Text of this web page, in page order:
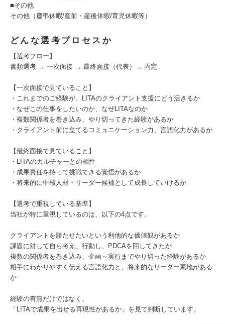
■その他
その他（慶弔休暇/産前・産後休暇/育児休暇等）
どんな選考プロセスか
【選考フロー】
書類選考 → 一次面接 → 最終面接（代表）→ 内定
【一次面接で見ていること】
・これまでのご経験が、LITAのクライアント支援にどう活きるか
・なぜこの仕事をしたいのか、なぜLITAなのか
・複数関係者を巻き込み、やり切ってきた経験があるか
・クライアント前に立てるコミュニケーション力、言語化力があるか
【最終面接で見ていること】
・LITAのカルチャーとの相性
・成果責任を持って挑戦できる覚悟があるか
・将来的に中核人材・リーダー候補として成長していけるか
【選考で重視している基準】
当社が特に重視しているのは、以下の4点です。
クライアントを勝たせたいという利他的な価値観があるか
課題に対して自ら考え、行動し、PDCAを回してきたか
複数の関係者を巻き込み、企画～実行までやり切った経験があるか
相手にわかりやすく伝える言語化力と、将来的なリーダー素地がある
か
経験の有無だけではなく、
「LITAで成果を出せる再現性があるか」を見て判断しています。